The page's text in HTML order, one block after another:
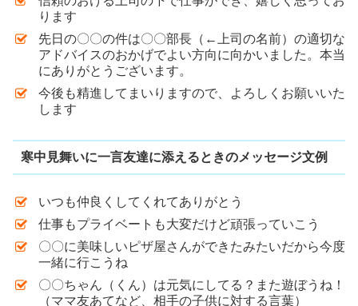
ります
先日の〇〇の件は〇〇部長（←上司の名前）の適切な
アドバイスのおかげでよい方向に向かいました。本当
にありがとうございます。
今後も精進してまいりますので、よろしくお願いいた
します
寒中見舞いに一言友達に添えるときのメッセージ文例
いつも仲良くしてくれてありがとう
仕事もプライベートも大変だけど頑張っていこう
〇〇に美味しいピザ屋さんができたみたいだから今度
一緒に行こうね
〇〇ちゃん（くん）は元気にしてる？また遊ぼうね！
（ママ友あてなど、相手の子供に対する言葉）